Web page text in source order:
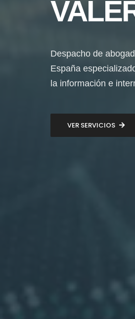
Despacho de
España
la información e
VER SERVICIOS